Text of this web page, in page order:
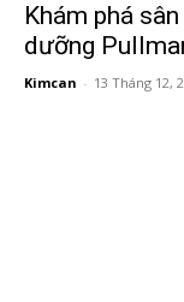
Khám phá
dưỡng
Kimcan - 13 Tháng 12,